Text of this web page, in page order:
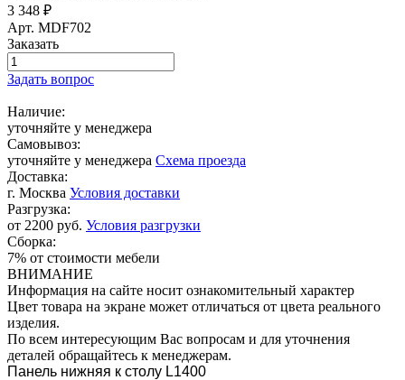
3 348 ₽
Арт. MDF702
Заказать
Задать вопрос
Наличие:
уточняйте у менеджера
Самовывоз:
уточняйте у менеджера Схема проезда
Доставка:
г. Москва Условия доставки
Разгрузка:
от 2200 руб. Условия разгрузки
Сборка:
7% от стоимости мебели
ВНИМАНИЕ
Информация на сайте носит ознакомительный характер
Цвет товара на экране может отличаться от цвета реального
изделия.
По всем интересующим Вас вопросам и для уточнения
деталей обращайтесь к менеджерам.
Панель нижняя к столу L1400